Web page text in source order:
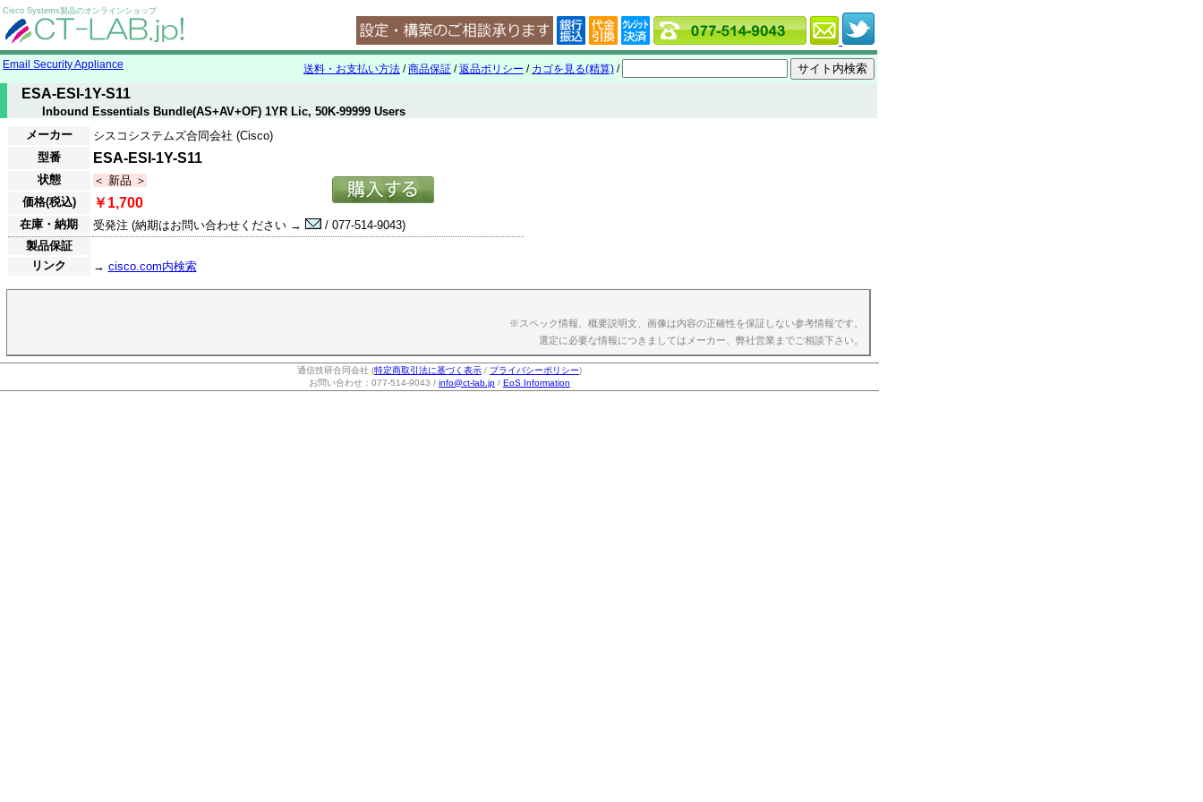
Cisco Systems製品のオンラインショップ
Email Security Appliance 送料・お支払い方法 /商品保証 /返品ポリシー / カゴを見る(精算) /
ESA-ESI-1Y-S11
Inbound Essentials Bundle(AS+AV+OF) 1YR Lic, 50K-99999 Users
メーカー
シスコシステムズ合同会社 (Cisco)
型番
ESA-ESI-1Y-S11
状態
＜ 新品 ＞
価格(税込)
￥1,700
在庫・納期 受発注 (納期はお問い合わせください →
/ 077-514-9043)
製品保証
リンク
→ cisco.com内検索
※スペック情報、概要説明文、画像は内容の正確性を保証しない参考情報です。
選定に必要な情報につきましてはメーカー、弊社営業までご相談下さい。
通信技研合同会社 (特定商取引法に基づく表示 / プライバシーポリシー)
お問い合わせ：077-514-9043 / info@ct-lab.jp / EoS Information